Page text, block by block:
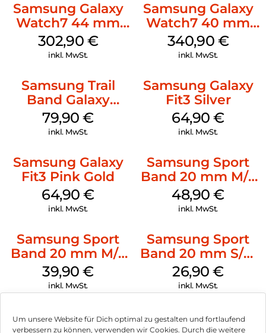
Um unsere Website für Dich optimal zu gestalten und fortlaufend
verbessern zu können, verwenden wir Cookies. Durch die weitere
Samsung Galaxy
Watch7 44 mm
Green
302,90 €
inkl. MwSt.
Samsung Galaxy
Watch7 40 mm
Green
340,90 €
inkl. MwSt.
Samsung Trail
Band Galaxy
Watch Ultra
Orange
79,90€
inkl. MwSt.
Samsung Galaxy
Fit3 Silver
64,90€
inkl. MwSt.
Samsung Galaxy
Fit3 Pink Gold
64,90€
inkl. MwSt.
Samsung Sport
Band 20 mm M/L
Galaxy Watch
Series Silber
48,90€
inkl. MwSt.
Samsung Sport
Band 20 mm M/L
Galaxy Watch4
Serie Graphite
39,90€
inkl. MwSt.
Samsung Sport
Band 20 mm S/M
Galaxy Watch4
Serie Graphite
26,90€
inkl. MwSt.